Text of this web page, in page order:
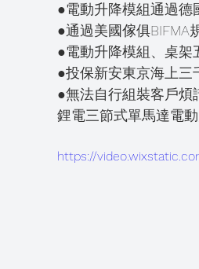
●電動升降模組通過德
●通過美國傢俱BIFMA
●電動升降模組、桌架
●投保新安東京海上三
●無法自行組裝客戶煩
鋰電三節式單馬達電
https://